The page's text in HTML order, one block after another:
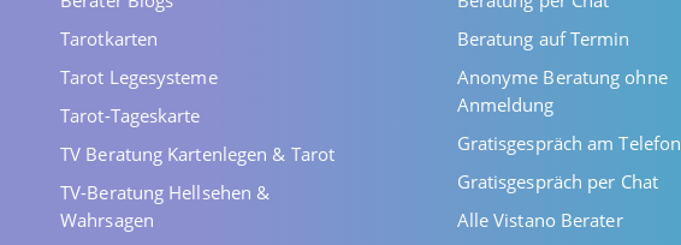
Tarotkarten
Tarot Legesysteme
Tarot-Tageskarte
TV Beratung Kartenlegen & Tarot
TV-Beratung Hellsehen &
Wahrsagen
Beratung auf Termin
Anonyme Beratung ohne
Anmeldung
Gratisgespräch am Telefon
Gratisgespräch per Chat
Alle Vistano Berater